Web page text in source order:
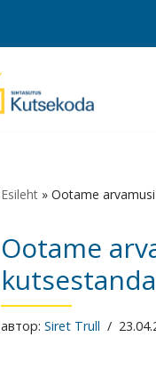
Esileht» Ootame
Ootame
автор: Siret Trull